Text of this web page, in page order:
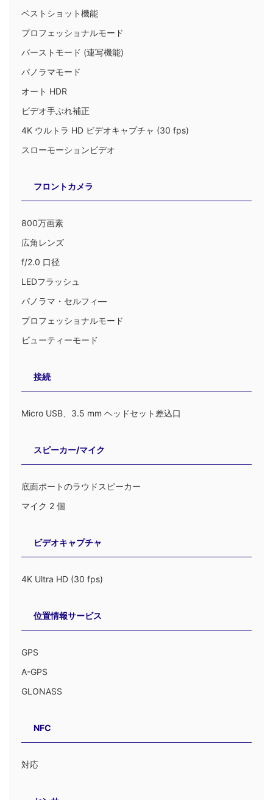
ベストショット機能
プロフェッショナルモード
バーストモード (連写機能)
パノラマモード
オート HDR
ビデオ手ぶれ補正
4K ウルトラ HD ビデオキャプチャ (30 fps)
スローモーションビデオ
フロントカメラ
800万画素
広角レンズ
f/2.0 口径
LEDフラッシュ
パノラマ・セルフィ―
プロフェッショナルモード
ビューティーモード
接続
Micro USB、3.5 mm ヘッドセット差込口
スピーカー/マイク
底面ポートのラウドスピーカー
マイク 2 個
ビデオキャプチャ
4K Ultra HD (30 fps)
位置情報サービス
GPS
A-GPS
GLONASS
NFC
対応